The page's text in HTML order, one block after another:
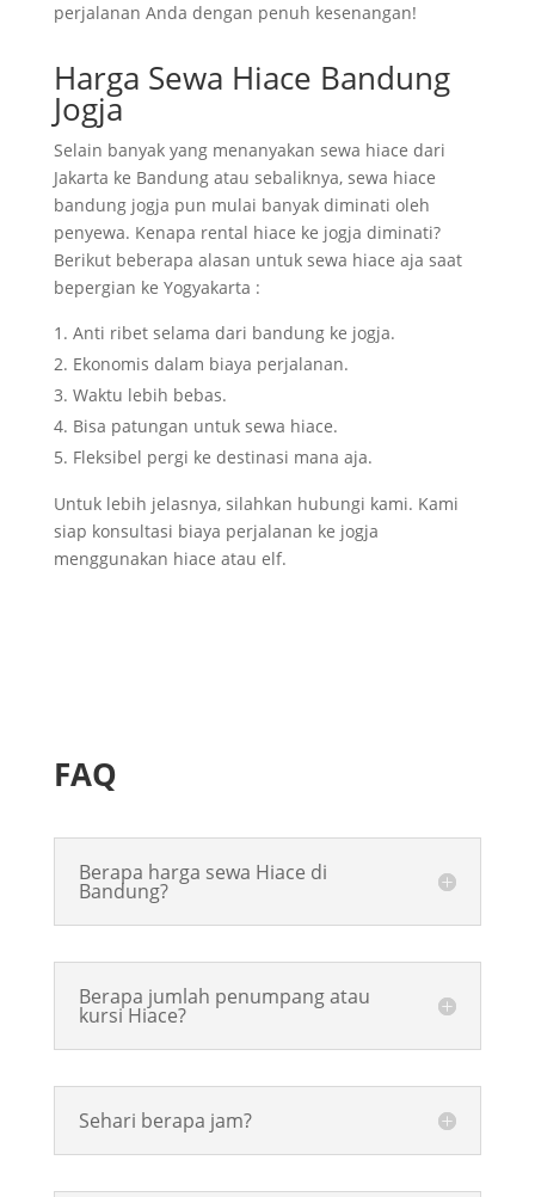
perjalanan Anda dengan penuh kesenangan!
Harga Sewa Hiace Bandung
Jogja
Selain banyak yang menanyakan sewa hiace dari
Jakarta ke Bandung atau sebaliknya, sewa hiace
bandung jogja pun mulai banyak diminati oleh
penyewa. Kenapa rental hiace ke jogja diminati?
Berikut beberapa alasan untuk sewa hiace aja saat
bepergian ke Yogyakarta :
Anti ribet selama dari bandung ke jogja.
Ekonomis dalam biaya perjalanan.
Waktu lebih bebas.
Bisa patungan untuk sewa hiace.
Fleksibel pergi ke destinasi mana aja.
Untuk lebih jelasnya, silahkan hubungi kami. Kami
siap konsultasi biaya perjalanan ke jogja
menggunakan hiace atau elf.
FAQ
Berapa harga sewa Hiace di
Bandung?
Berapa jumlah penumpang atau
kursi Hiace?
Sehari berapa jam?